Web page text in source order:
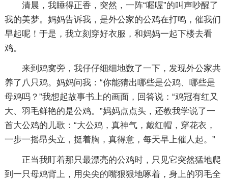
清晨，我睡得正香，突然，一阵“喔喔”的叫声吵醒了
我的美梦。妈妈告诉我，是外公家的公鸡在打鸣，催我们
早起呢！于是，我立刻穿好衣服，和妈妈一起下楼去看
鸡。
来到鸡窝旁，我仔仔细细地数了一下，发现外公家共
养了八只鸡。妈妈问我：“你能猜出哪些是公鸡、哪些是
母鸡吗？”我想起故事书上的画面，回答说：“鸡冠有红又
大、羽毛鲜艳的是公鸡。”妈妈点点头，还教我学说了一
首大公鸡的儿歌：“大公鸡，真神气，戴红帽，穿花衣，
一步一摇昂头立，挺着胸，真得意，每天早上催人起。”
正当我盯着那只最漂亮的公鸡时，只见它突然猛地爬
到一只母鸡背上，用尖尖的嘴狠狠地啄着，身上的羽毛全